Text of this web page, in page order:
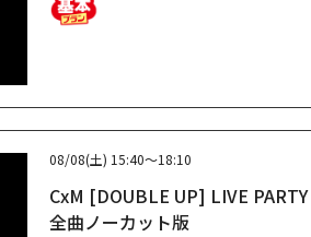
08/08(土) 15:40～18:10
CxM [DOUBLE UP] LIVE
全曲ノーカット版